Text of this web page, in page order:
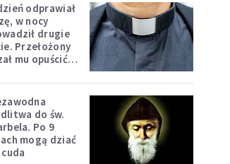
odprawiał
w nocy
drugie
Przełożony
mu opuścić
do św.
Po 9
mogą dziać